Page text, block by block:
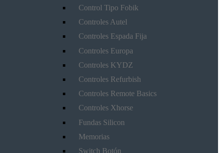
Control Tipo Fobik
Controles Autel
Controles Espada Fija
Controles Europa
Controles KYDZ
Controles Refurbish
Controles Remote Basics
Controles Xhorse
Fundas Silicon
Memorias
Switch Botón